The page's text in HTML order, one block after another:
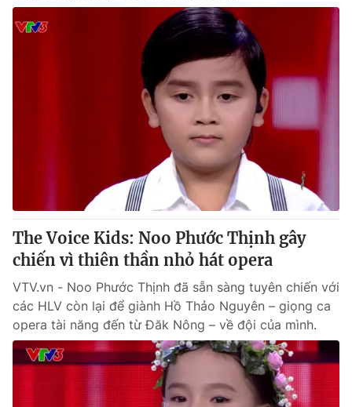
The Voice Kids: Noo Phước Thịnh gây
chiến vì thiên thần nhỏ hát opera
VTV.vn - Noo Phước Thịnh đã sẵn sàng tuyên chiến với
các HLV còn lại để giành Hồ Thảo Nguyên – giọng ca
opera tài năng đến từ Đăk Nông – về đội của mình.